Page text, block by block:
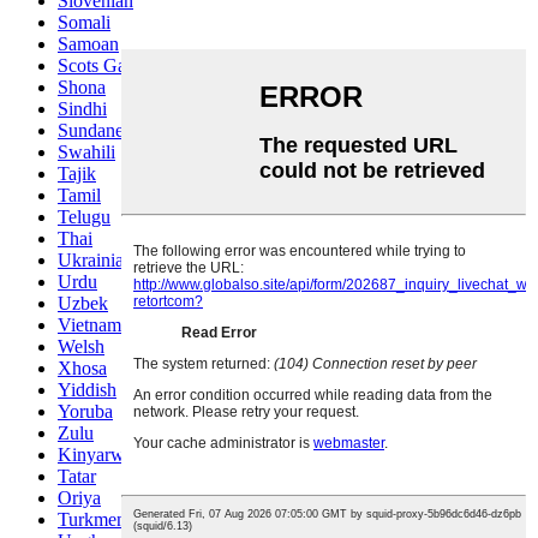
Somali
Samoan
Scots Gaelic
Shona
Sindhi
Sundanese
Swahili
Tajik
Tamil
Telugu
Thai
Ukrainian
Urdu
Uzbek
Vietnamese
Welsh
Xhosa
Yiddish
Yoruba
Zulu
Kinyarwanda
Tatar
Oriya
Turkmen